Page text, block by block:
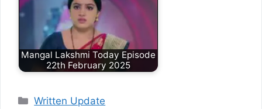
Mangal Lakshmi Today Episode
22th February 2025
Categories
Written Update